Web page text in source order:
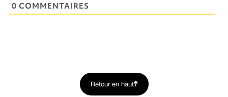
0 COMMENTAIRES
Retour en haut